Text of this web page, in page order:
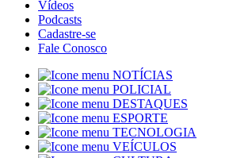
Vídeos
Podcasts
Cadastre-se
Fale Conosco
NOTÍCIAS
POLICIAL
DESTAQUES
ESPORTE
TECNOLOGIA
VEÍCULOS